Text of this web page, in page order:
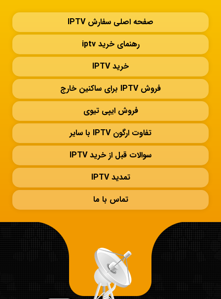
صفحه اصلی سفارش IPTV
رهنمای خرید iptv
خرید IPTV
فروش IPTV برای ساکنین خارج
فروش ایپی تیوی
تفاوت ارگون IPTV با سایر
سوالات قبل از خرید IPTV
تمدید IPTV
تماس با ما